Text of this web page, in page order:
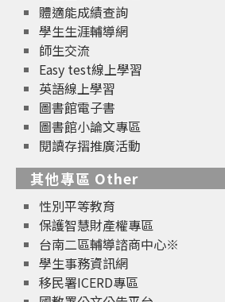
體適能成績查詢
學生生涯輔導網
師生交流
Easy test線上學習
英語線上學習
圖書館電子書
圖書館小論文專區
閱讀存摺推廣活動
其他專區 Other
性別平等教育
保護智慧財產權專區
台南二區輔導諮商中心※
學生事務資訊網
移民署ICERD專區